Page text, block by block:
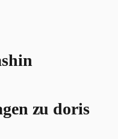
zu doris